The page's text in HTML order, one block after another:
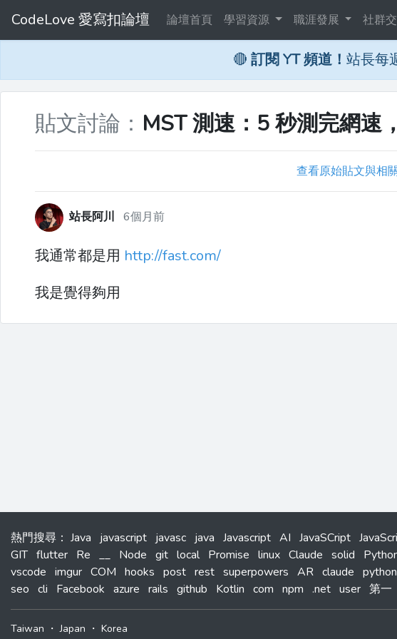
CodeLove 愛寫扣論壇 論壇首頁 學習資源 職涯發展 社群
🔴 訂閱 YT 頻道！ 站長每
貼文討論： MST 測速：5 秒測完網速
查看原始貼文與相
站長阿川 6個月前
我通常都是用 http://fast.com/
我是覺得夠用
熱門搜尋 ： Java javascript javasc java Javascript AI JavaSCript
GIT flutter Re __ Node git local Promise linux Claude solid
vscode imgur COM hooks post rest superpowers AR claude python
seo cli Facebook azure rails github Kotlin com npm .net user 第一
Taiwan ・Japan ・ Korea